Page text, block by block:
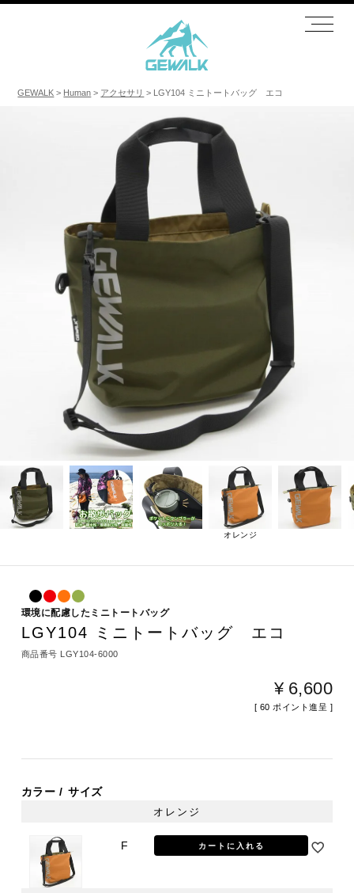
GEWALK Human アクセサリ LGY104 ミニトートバッグ エコ
オレンジ
環境に配慮したミニトートバッグ
LGY104 ミニトートバッグ エコ
商品番号 LGY104-6000
¥ 6,600
[ 60 ポイント進呈 ]
カラー サイズ
オレンジ
F カートに入れる